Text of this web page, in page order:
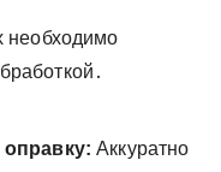
необходимо
Аккуратно